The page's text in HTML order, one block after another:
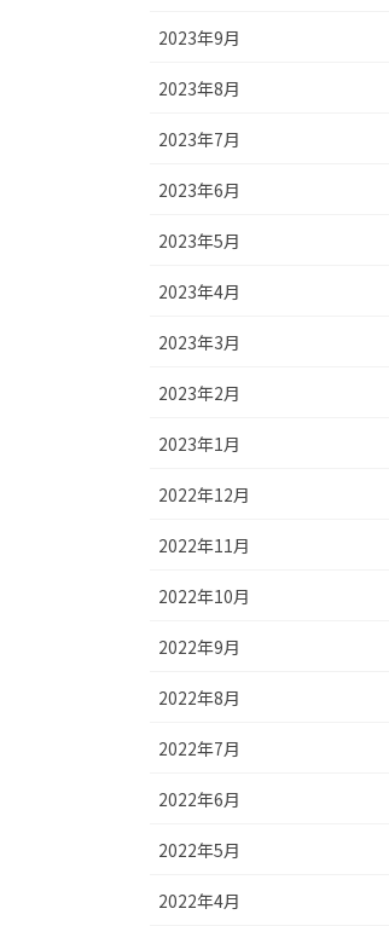
2023年9月
2023年8月
2023年7月
2023年6月
2023年5月
2023年4月
2023年3月
2023年2月
2023年1月
2022年12月
2022年11月
2022年10月
2022年9月
2022年8月
2022年7月
2022年6月
2022年5月
2022年4月